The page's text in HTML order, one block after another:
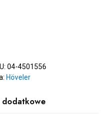
04-4501556
Höveler
dodatkowe